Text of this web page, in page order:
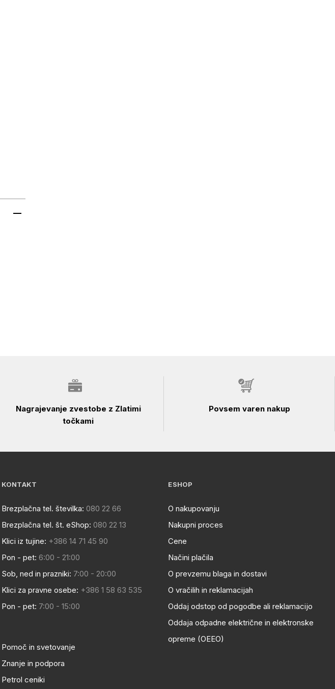
Nagrajevanje zvestobe z Zlatimi
točkami
Povsem varen nakup
KONTAKT
Brezplačna tel. številka: 080 22 66
Brezplačna tel. št. eShop: 080 22 13
Klici iz tujine: +386 14 71 45 90
Pon - pet: 6:00 - 21:00
Sob, ned in prazniki: 7:00 - 20:00
Klici za pravne osebe: +386 1 58 63 535
Pon - pet: 7:00 - 15:00
Pomoč in svetovanje
Znanje in podpora
Petrol ceniki
ESHOP
O nakupovanju
Nakupni proces
Cene
Načini plačila
O prevzemu blaga in dostavi
O vračilih in reklamacijah
Oddaj odstop od pogodbe ali reklamacijo
Oddaja odpadne električne in elektronske
opreme (OEEO)